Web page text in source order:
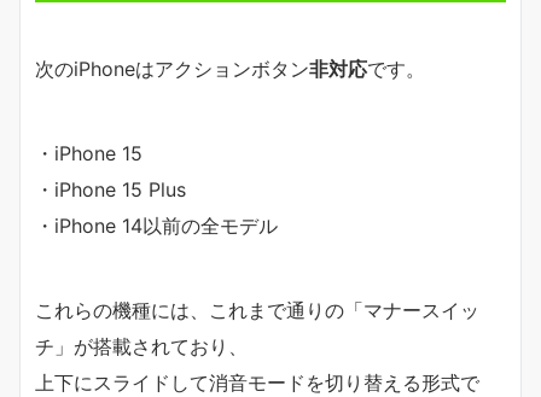
次のiPhoneはアクションボタン非対応です。
・iPhone 15
・iPhone 15 Plus
・iPhone 14以前の全モデル
これらの機種には、これまで通りの「マナースイッ
チ」が搭載されており、
上下にスライドして消音モードを切り替える形式で